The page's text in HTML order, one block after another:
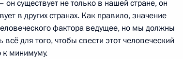
разговор с Премьер-министром
2011 года, 14:00
он существует не только в нашей стране, он
в других странах. Как правило, значение
фактора ведущее, но мы должны
всё для того, чтобы свести этот человеческий
к минимуму.